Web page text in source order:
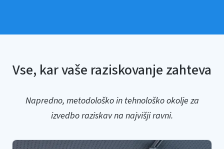
Vse, kar vaše raziskovanje zahteva
Napredno, metodološko in tehnološko okolje za
izvedbo raziskav na najvišji ravni.